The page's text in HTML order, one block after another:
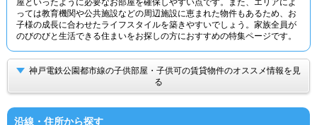
屋といったように必要なお部屋を確保しやすい点です。また、エリアによ
っては教育機関や公共施設などの周辺施設に恵まれた物件もあるため、お
子様の成長に合わせたライフスタイルを築きやすいでしょう。家族全員が
のびのびと生活できる住まいをお探しの方におすすめの特集ページです。
神戸電鉄公園都市線の子供部屋・子供可の賃貸物件のオススメ情報を見
る
沿線・住所から探す